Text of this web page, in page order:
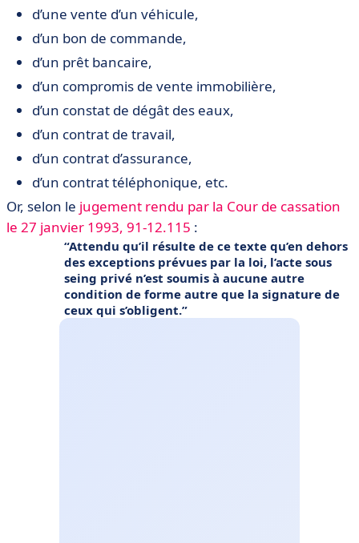
d’une vente d’un véhicule,
d’un bon de commande,
d’un prêt bancaire,
d’un compromis de vente immobilière,
d’un constat de dégât des eaux,
d’un contrat de travail,
d’un contrat d’assurance,
d’un contrat téléphonique, etc.
Or, selon le jugement rendu par la Cour de cassation
le 27 janvier 1993, 91-12.115 :
Attendu qu’il résulte de ce texte qu’en dehors
des exceptions prévues par la loi, l’acte sous
seing privé n’est soumis à aucune autre
condition de forme autre que la signature de
ceux qui s’obligent.